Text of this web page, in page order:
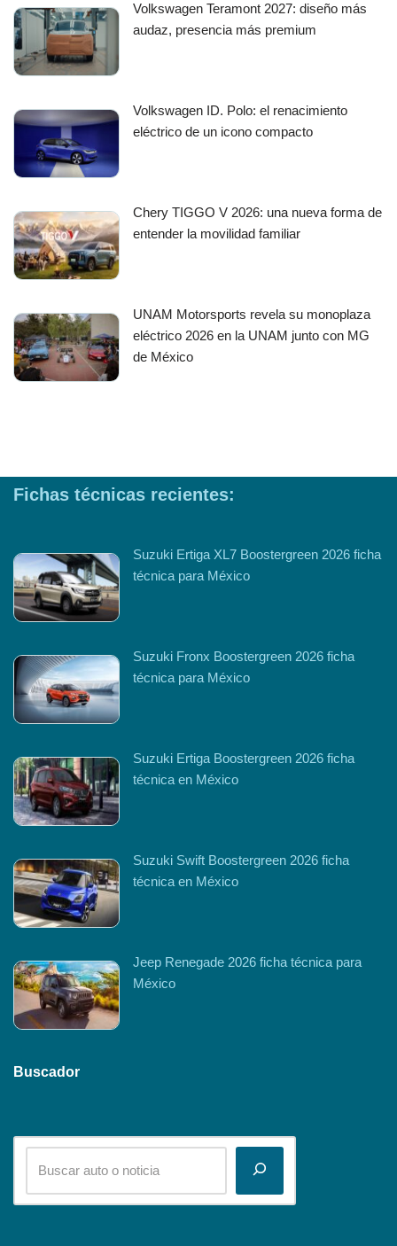
Volkswagen Teramont 2027: diseño más
audaz, presencia más premium
Volkswagen ID. Polo: el renacimiento
eléctrico de un icono compacto
Chery TIGGO V 2026: una nueva forma de
entender la movilidad familiar
UNAM Motorsports revela su monoplaza
eléctrico 2026 en la UNAM junto con MG
de México
Fichas técnicas recientes:
Suzuki Ertiga XL7 Boostergreen 2026 ficha
técnica para México
Suzuki Fronx Boostergreen 2026 ficha
técnica para México
Suzuki Ertiga Boostergreen 2026 ficha
técnica en México
Suzuki Swift Boostergreen 2026 ficha
técnica en México
Jeep Renegade 2026 ficha técnica para
México
Buscador